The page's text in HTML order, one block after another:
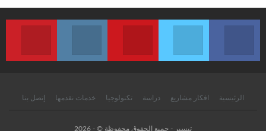
الرئيسية افكار مشاريع دراسة تكنولوجيا خدمات نقدمها إتصل بنا
تيسير - جميع الحقوق محفوظة © - 2026